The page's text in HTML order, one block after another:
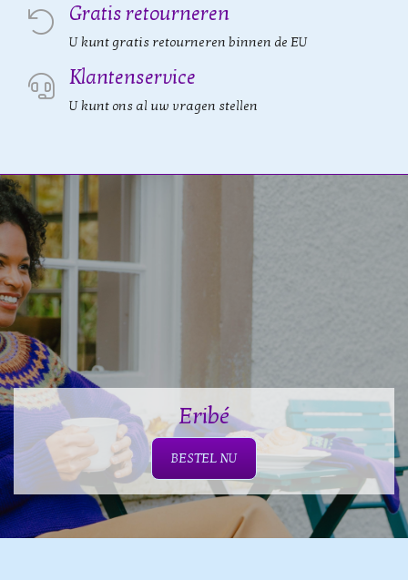
Gratis retourneren
U kunt gratis retourneren binnen de EU
Klantenservice
U kunt ons al uw vragen stellen
Eribé
BESTEL NU